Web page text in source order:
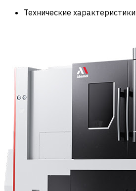
Технические характеристики